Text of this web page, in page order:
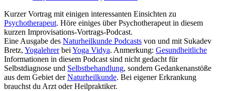
Kurzer Vortrag mit einigen interessanten Einsichten zu
Psychotherapeut. Höre einiges über Psychotherapeut in diesem
kurzen Improvisations-Vortrags-Podcast.
Eine Ausgabe des Naturheilkunde Podcasts von und mit Sukadev
Bretz, Yogalehrerbei Yoga Vidya. Anmerkung: Gesundheitliche
Informationen in diesem Podcast sind nicht gedacht für
Selbstdiagnose und Selbstbehandlung, sondern Gedankenanstöße
aus dem Gebiet derNaturheilkunde. Bei eigener Erkrankung
brauchst du Arzt oder Heilpraktiker.